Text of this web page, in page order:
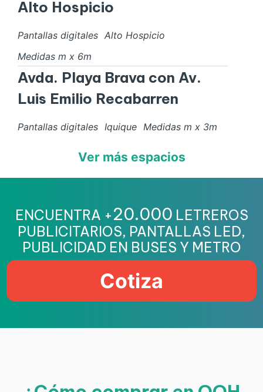
Alto Hospicio
Pantallas digitales Alto Hospicio
Medidas m x 6m
Avda. Playa Brava con Av.
Luis Emilio Recabarren
Pantallas digitales Iquique Medidas m x 3m
Ver más espacios
ENCUENTRA +20.000 LETREROS
PUBLICITARIOS, PANTALLAS LED,
PUBLICIDAD EN BUSES Y METRO
Cotiza